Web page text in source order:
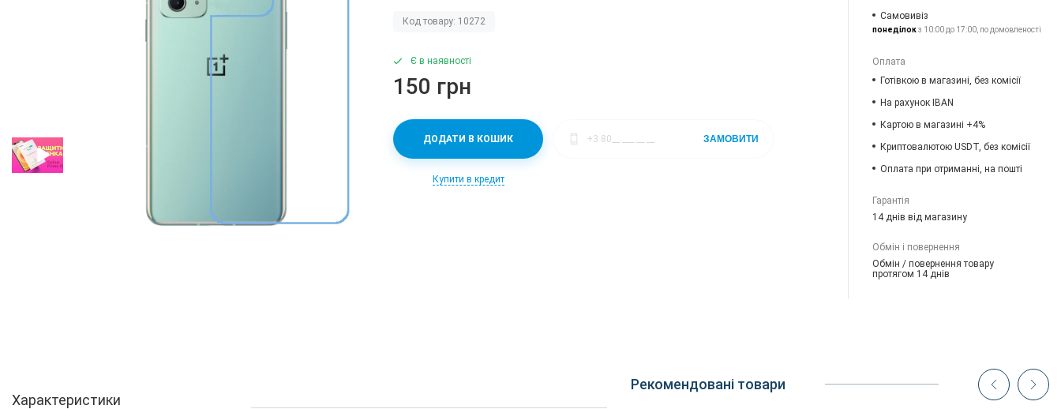
Код товару: 10272
Є в наявності
150 грн
ДОДАТИ В КОШИК
Купити в кредит
ЗАМОВИТИ
Самовивіз
понеділокз 10:00 до 17:00, по домовленості
Оплата
Готівкою в магазині, без комісії
На рахунок IBAN
Картою в магазині +4%
Криптовалютою USDT, без комісії
Оплата при отриманні, на пошті
Гарантія
14 днів від магазину
Обмін і повернення
Обмін / повернення товару
протягом 14 днів
Характеристики
Рекомендовані товари